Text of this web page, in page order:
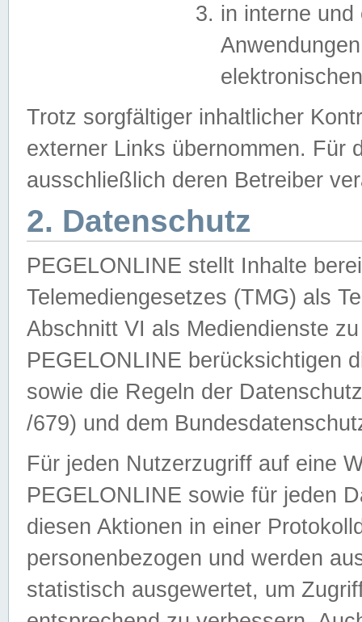
in interne
Trotz sorgfältiger inhaltlicher
externer Links übernommen. Für
ausschließlich deren Betreiber
2. Datenschutz
PEGELONLINE stellt Inhalte
Telemediengesetzes (TMG) als
Abschnitt VI als Mediendienste
PEGELONLINE berücksichtigen
sowie die Regeln der
/679) und dem
Für jeden Nutzerzugriff auf eine
PEGELONLINE sowie für jeden
diesen Aktionen in einer
personenbezogen und werden
statistisch ausgewertet, um